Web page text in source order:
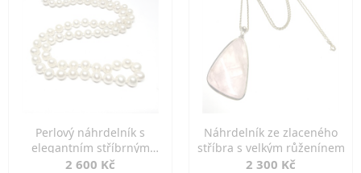
Perlový náhrdelník s
elegantním stříbrným
zapínáním
2 600 Kč
Náhrdelník ze zlaceného
stříbra s velkým růženínem
2 300 Kč